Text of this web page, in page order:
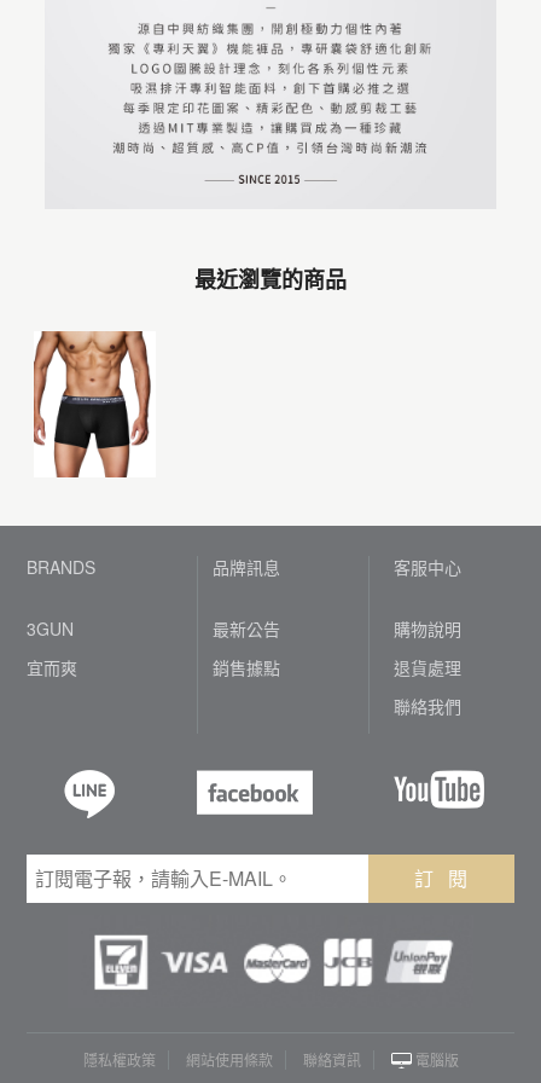
最近瀏覽的商品
BRANDS
3GUN
宜而爽
品牌訊息
最新公告
銷售據點
客服中心
購物說明
退貨處理
聯絡我們
訂 閱
隱私權政策 網站使用條款 聯絡資訊 電腦版